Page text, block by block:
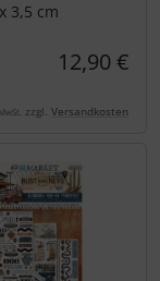
3,5 cm
12,90 €
zzgl. Versandkosten